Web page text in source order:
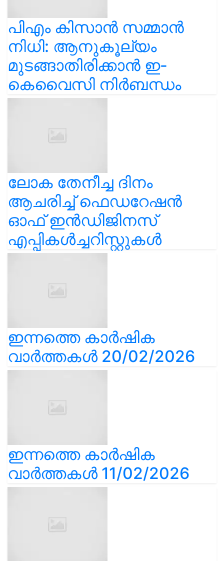
പിഎം കിസാൻ സമ്മാൻ
നിധി: ആനുകൂല്യം
മുടങ്ങാതിരിക്കാൻ ഇ-
കെവൈസി നിർബന്ധം
ലോക തേനീച്ച ദിനം
ആചരിച്ച് ഫെഡറേഷൻ
ഓഫ് ഇൻഡിജിനസ്
എപ്പികൾച്ചറിസ്റ്റുകൾ
ഇന്നത്തെ കാർഷിക
വാർത്തകൾ 20/02/2026
ഇന്നത്തെ കാർഷിക
വാർത്തകൾ 11/02/2026